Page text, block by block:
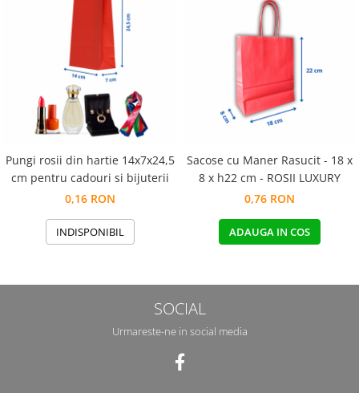
Pungi rosii din hartie 14x7x24,5
cm pentru cadouri si bijuterii
0,16 RON
INDISPONIBIL
Sacose cu Maner Rasucit - 18 x
8 x h22 cm - ROSII LUXURY
0,76 RON
ADAUGA IN COS
SOCIAL
Urmareste-ne in social media